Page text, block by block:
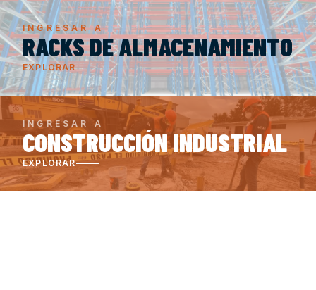
INGRESAR A
RACKS DE ALMACENAMIENTO
EXPLORAR
INGRESAR A
CONSTRUCCIÓN INDUSTRIAL
EXPLORAR